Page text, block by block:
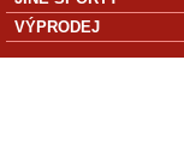
VÝPRODEJ